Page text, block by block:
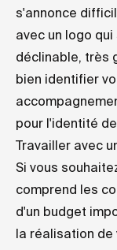
s'annonce
avec un logo
déclinable, très
bien identifier
pour l'identité
Travailler avec
Si vous
comprend les
d'un budget
la réalisation de